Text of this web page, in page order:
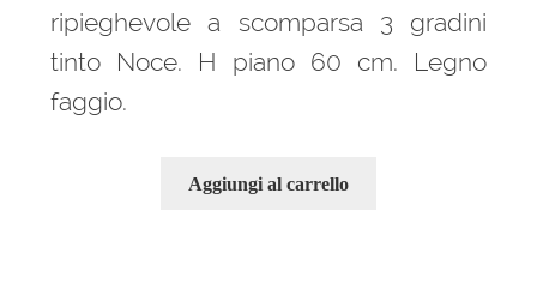
ripieghevole a scomparsa 3 gradini
tinto Noce. H piano 60 cm. Legno
faggio.
Aggiungi al carrello